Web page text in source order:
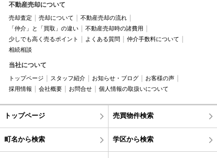
不動産売却について
売却査定 売却について
不動産売却の流れ
「仲介」と「買取」の違い
不動産売却時の諸費用
少しでも高く売るポイント
よくある質問
仲介手数料について
相続相談
当社について
トップページ スタッフ紹介 お知らせ・ブログ
お客様の声
採用情報
会社概要 お問合せ 個人情報の取扱いについて
トップページ 売買物件検索
町名から検索 学区から検索